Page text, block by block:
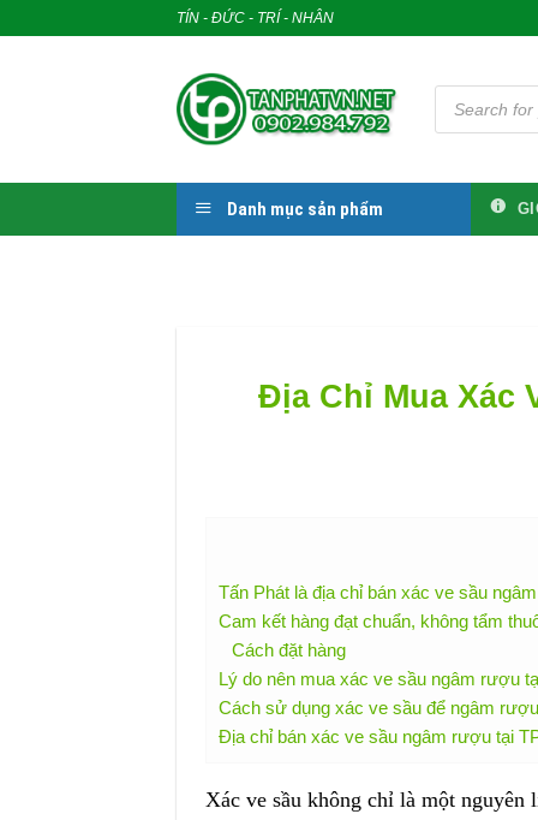
TÍN - ĐỨC - TRÍ - NHÂN
Tìm
kiếm
phẩm
Danh mục sản phẩm
Địa Chỉ Mua Xác
Tấn Phát là địa chỉ bán xác ve sầu
Cam kết hàng đạt chuẩn, không tẩm
Cách đặt hàng
Lý do nên mua xác ve sầu ngâm rượu
Cách sử dụng xác ve sầu để ngâm
Địa chỉ bán xác ve sầu ngâm rượu tại
Xác ve sầu không chỉ là một nguyên